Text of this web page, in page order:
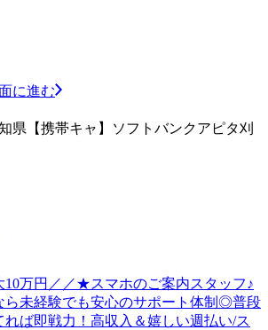
に進む
県【携帯キャ】ソフトバンクアピタ刈
万円／／★スマホのご案内スタッフ♪
ら未経験でも安心のサポート体制◎普段
ば即戦力！高収入＆嬉しい週払い/ス